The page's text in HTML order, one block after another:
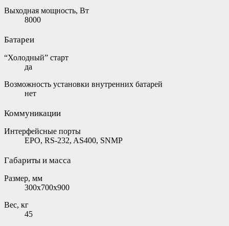
Выходная мощность, Вт
8000
Батареи
“Холодный” старт
да
Возможность установки внутренних батарей
нет
Коммуникации
Интерфейсные порты
EPO, RS-232, AS400, SNMP
Габариты и масса
Размер, мм
300х700х900
Вес, кг
45